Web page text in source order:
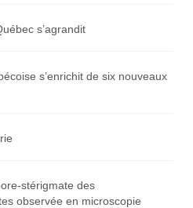
s’agrandit
s’enrichit de six nouveaux
stérigmate des
observée en microscopie